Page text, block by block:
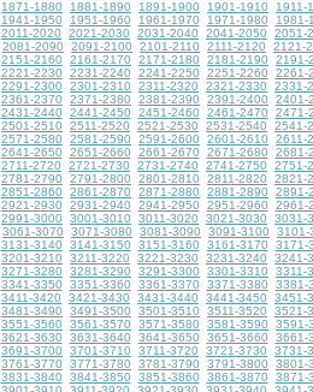
1871-1880 1881-1890 1891-1900 1901-1910
1911-
1941-1950 1951-1960 1961-1970 1971-1980
1981-
2011-2020 2021-2030 2031-2040 2041-2050
2051-
2081-2090 2091-2100 2101-2110 2111-2120
2121-
2151-2160 2161-2170 2171-2180 2181-2190
2191-
2221-2230 2231-2240 2241-2250 2251-2260
2261-
2291-2300 2301-2310 2311-2320 2321-2330
2331-
2361-2370 2371-2380 2381-2390 2391-2400
2401-
2431-2440 2441-2450 2451-2460 2461-2470
2471-
2501-2510 2511-2520 2521-2530 2531-2540
2541-
2571-2580 2581-2590 2591-2600 2601-2610
2611-
2641-2650 2651-2660 2661-2670 2671-2680
2681-
2711-2720 2721-2730 2731-2740 2741-2750
2751-
2781-2790 2791-2800 2801-2810 2811-2820
2821-
2851-2860 2861-2870 2871-2880 2881-2890
2891-
2921-2930 2931-2940 2941-2950 2951-2960
2961-
2991-3000 3001-3010 3011-3020 3021-3030
3031-
3061-3070 3071-3080 3081-3090 3091-3100
3101-
3131-3140 3141-3150 3151-3160 3161-3170
3171-
3201-3210 3211-3220 3221-3230 3231-3240
3241-
3271-3280 3281-3290 3291-3300 3301-3310
3311-
3341-3350 3351-3360 3361-3370 3371-3380
3381-
3411-3420 3421-3430 3431-3440 3441-3450
3451-
3481-3490 3491-3500 3501-3510 3511-3520
3521-
3551-3560 3561-3570 3571-3580 3581-3590
3591-
3621-3630 3631-3640 3641-3650 3651-3660
3661-
3691-3700 3701-3710 3711-3720 3721-3730
3731-
3761-3770 3771-3780 3781-3790 3791-3800
3801-
3831-3840 3841-3850 3851-3860 3861-3870
3871-